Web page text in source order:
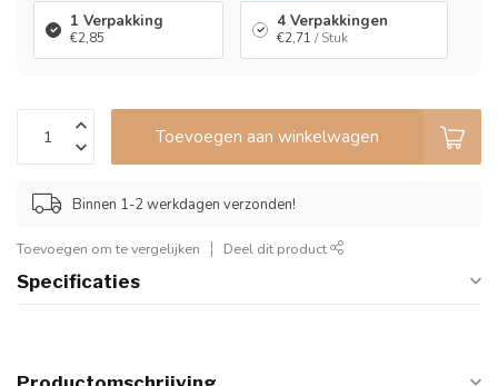
1 Verpakking
€2,85
4 Verpakkingen
€2,71 / Stuk
Toevoegen aan winkelwagen
Binnen 1-2 werkdagen verzonden!
Toevoegen om te vergelijken Deel dit product
Specificaties